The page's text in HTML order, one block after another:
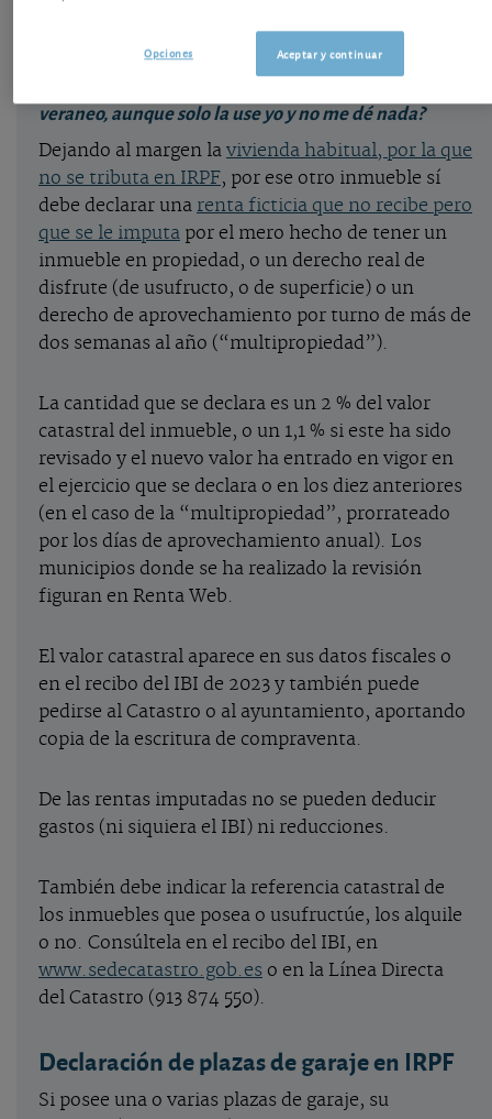
¿Es cierto que debo declarar una renta por mi casa de
veraneo, aunque solo la use yo y no me dé nada?
Dejando al margen la vivienda habitual, por la que
no se tributa en IRPF, por ese otro inmueble sí
debe declarar una renta ficticia que no recibe pero
que se le imputa por el mero hecho de tener un
inmueble en propiedad, o un derecho real de
disfrute (de usufructo, o de superficie) o un
derecho de aprovechamiento por turno de más de
dos semanas al año (“multipropiedad”).
La cantidad que se declara es un 2 % del valor
catastral del inmueble, o un 1,1 % si este ha sido
revisado y el nuevo valor ha entrado en vigor en
el ejercicio que se declara o en los diez anteriores
(en el caso de la “multipropiedad”, prorrateado
por los días de aprovechamiento anual). Los
municipios donde se ha realizado la revisión
figuran en Renta Web.
El valor catastral aparece en sus datos fiscales o
en el recibo del IBI de 2023 y también puede
pedirse al Catastro o al ayuntamiento, aportando
copia de la escritura de compraventa.
De las rentas imputadas no se pueden deducir
gastos (ni siquiera el IBI) ni reducciones.
También debe indicar la referencia catastral de
los inmuebles que posea o usufructúe, los alquile
o no. Consúltela en el recibo del IBI, en
www.sedecatastro.gob.es o en la Línea Directa
del Catastro (913 874 550).
Declaración de plazas de garaje en IRPF
Si posee una o varias plazas de garaje, su
Aceptar y continuar
Opciones